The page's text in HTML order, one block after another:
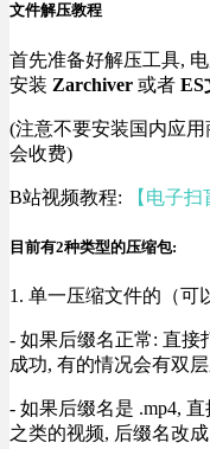
文件解压教程
首先准备好解压工具,
安装 Zarchiver 或者 ES
(注意不要安装国内应
会收费)
B站视频教程: 【电子
目前有2种类型的压缩包:
1. 单一压缩文件的（可
- 如果后缀名正常: 直接
成功, 有的情况会有双
- 如果后缀名是 .mp4,
之类的视频, 后缀名改